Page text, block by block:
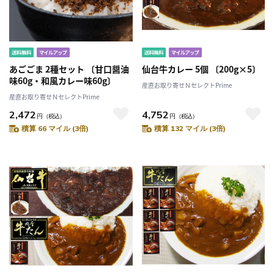
あごごま 2種セット 〔甘口醤油
味60g・和風カレー味60g〕
産直お取り寄せＮセレクトPrime
2,472 円 （税込）
積算 66 マイル (3倍)
仙台牛カレー 5個 〔200g×5〕
産直お取り寄せＮセレクトPrime
4,752 円 （税込）
積算 132 マイル (3倍)